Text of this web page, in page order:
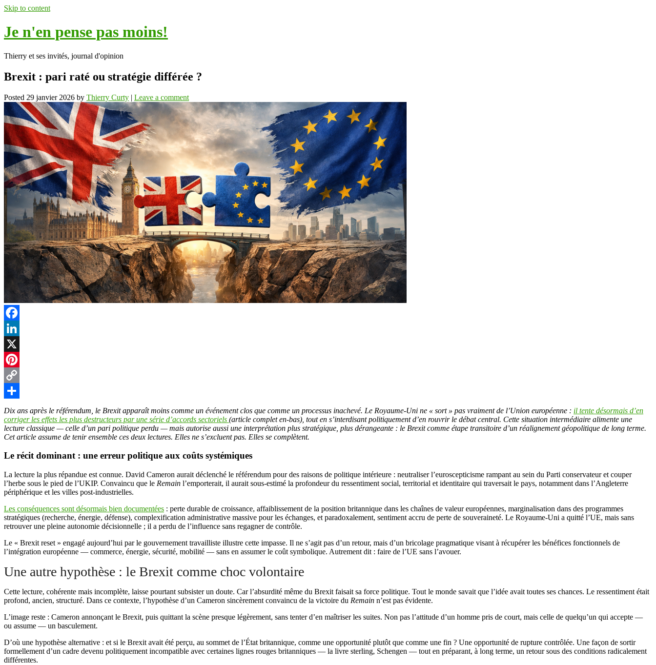
Skip to content
Je n'en pense pas moins!
Thierry et ses invités, journal d'opinion
Brexit : pari raté ou stratégie différée ?
Posted 29 janvier 2026 by Thierry Curty | Leave a comment
Facebook
LinkedIn
X
Pinterest
Copy
Link
Partager
Dix ans après le référendum, le Brexit apparaît moins comme un événement clos que comme un processus inachevé. Le Royaume-Uni ne « sort » pas vraiment de l’Union européenne : il tente désormais d’en
corriger les effets les plus destructeurs par une série d’accords sectoriels (article complet en-bas), tout en s’interdisant politiquement d’en rouvrir le débat central. Cette situation intermédiaire alimente une
lecture classique — celle d’un pari politique perdu — mais autorise aussi une interprétation plus stratégique, plus dérangeante : le Brexit comme étape transitoire d’un réalignement géopolitique de long terme.
Cet article assume de tenir ensemble ces deux lectures. Elles ne s’excluent pas. Elles se complètent.
Le récit dominant : une erreur politique aux coûts systémiques
La lecture la plus répandue est connue. David Cameron aurait déclenché le référendum pour des raisons de politique intérieure : neutraliser l’euroscepticisme rampant au sein du Parti conservateur et couper
l’herbe sous le pied de l’UKIP. Convaincu que le Remain l’emporterait, il aurait sous-estimé la profondeur du ressentiment social, territorial et identitaire qui traversait le pays, notamment dans l’Angleterre
périphérique et les villes post-industrielles.
Les conséquences sont désormais bien documentées : perte durable de croissance, affaiblissement de la position britannique dans les chaînes de valeur européennes, marginalisation dans des programmes
stratégiques (recherche, énergie, défense), complexification administrative massive pour les échanges, et paradoxalement, sentiment accru de perte de souveraineté. Le Royaume-Uni a quitté l’UE, mais sans
retrouver une pleine autonomie décisionnelle ; il a perdu de l’influence sans regagner de contrôle.
Le « Brexit reset » engagé aujourd’hui par le gouvernement travailliste illustre cette impasse. Il ne s’agit pas d’un retour, mais d’un bricolage pragmatique visant à récupérer les bénéfices fonctionnels de
l’intégration européenne — commerce, énergie, sécurité, mobilité — sans en assumer le coût symbolique. Autrement dit : faire de l’UE sans l’avouer.
Une autre hypothèse : le Brexit comme choc volontaire
Cette lecture, cohérente mais incomplète, laisse pourtant subsister un doute. Car l’absurdité même du Brexit faisait sa force politique. Tout le monde savait que l’idée avait toutes ses chances. Le ressentiment était
profond, ancien, structuré. Dans ce contexte, l’hypothèse d’un Cameron sincèrement convaincu de la victoire du Remain n’est pas évidente.
L’image reste : Cameron annonçant le Brexit, puis quittant la scène presque légèrement, sans tenter d’en maîtriser les suites. Non pas l’attitude d’un homme pris de court, mais celle de quelqu’un qui accepte —
ou assume — un basculement.
D’où une hypothèse alternative : et si le Brexit avait été perçu, au sommet de l’État britannique, comme une opportunité plutôt que comme une fin ? Une opportunité de rupture contrôlée. Une façon de sortir
formellement d’un cadre devenu politiquement incompatible avec certaines lignes rouges britanniques — la livre sterling, Schengen — tout en préparant, à long terme, un retour sous des conditions radicalement
différentes.